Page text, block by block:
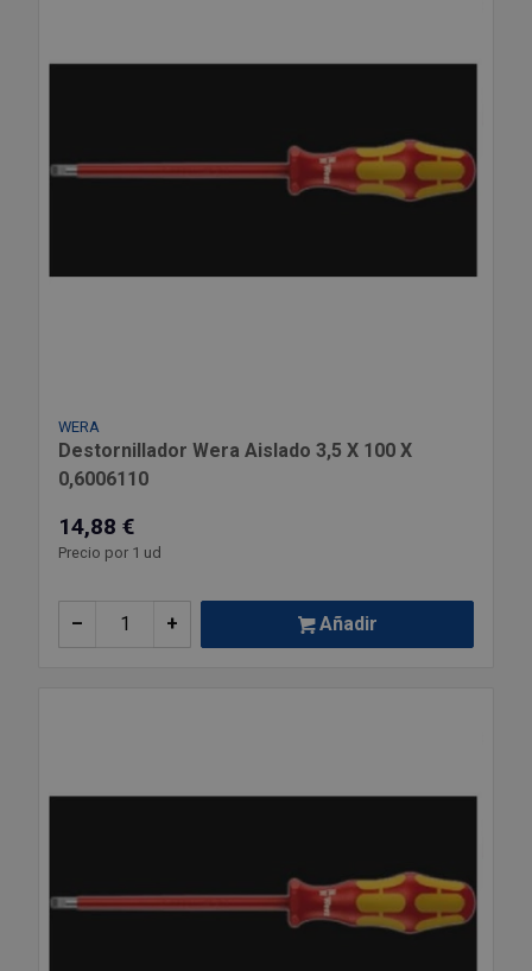
WERA
Destornillador Wera Aislado 3,5 X 100 X
0,6006110
14,88 €
Precio por 1 ud
+
– Añadir